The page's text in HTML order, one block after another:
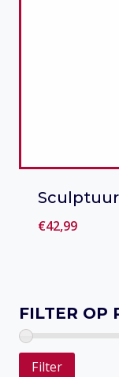
Sculptuur
€42,99
FILTER OP
Filter